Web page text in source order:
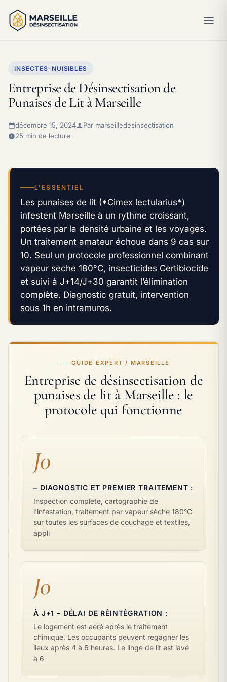
INSECTES-NUISIBLES
Entreprise de Désinsectisation de
Punaises de Lit à Marseille
décembre 15, 2024
Par marseilledesinsectisation
25 min de lecture
L’ESSENTIEL
Les punaises de lit (*Cimex lectularius*)
infestent Marseille à un rythme croissant,
portées par la densité urbaine et les voyages.
Un traitement amateur échoue dans 9 cas sur
10. Seul un protocole professionnel combinant
vapeur sèche 180°C, insecticides Certibiocide
et suivi à J+14/J+30 garantit l’élimination
complète. Diagnostic gratuit, intervention
sous 1h en intramuros.
GUIDE EXPERT / MARSEILLE
Entreprise de désinsectisation de
punaises de lit à Marseille : le
protocole qui fonctionne
J0
– DIAGNOSTIC ET PREMIER TRAITEMENT :
Inspection complète, cartographie de
l’infestation, traitement par vapeur sèche 180°C
sur toutes les surfaces de couchage et textiles,
appli
J0
À J+1 – DÉLAI DE RÉINTÉGRATION :
Le logement est aéré après le traitement
chimique. Les occupants peuvent regagner les
lieux après 4 à 6 heures. Le linge de lit est lavé
à 6